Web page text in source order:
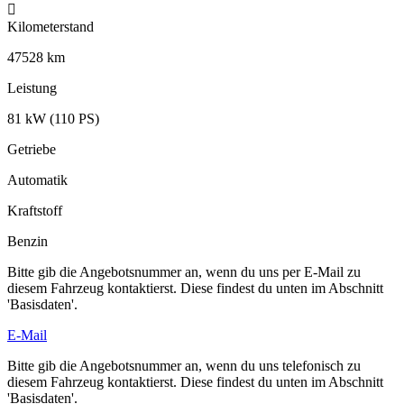
Kilometerstand
47528 km
Leistung
81 kW (110 PS)
Getriebe
Automatik
Kraftstoff
Benzin
Bitte gib die Angebotsnummer an, wenn du uns per E-Mail zu
diesem Fahrzeug kontaktierst. Diese findest du unten im Abschnitt
'Basisdaten'.
E-Mail
Bitte gib die Angebotsnummer an, wenn du uns telefonisch zu
diesem Fahrzeug kontaktierst. Diese findest du unten im Abschnitt
'Basisdaten'.